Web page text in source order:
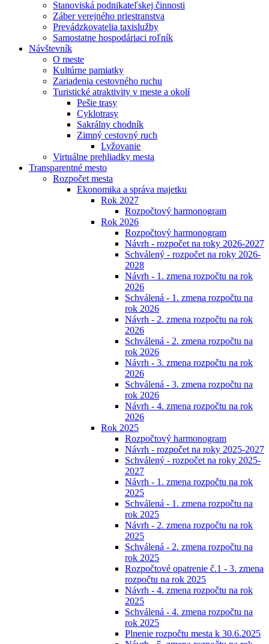
Stanoviská podnikateľskej činnosti
Záber verejného priestranstva
Prevádzkovatelia taxislužby
Samostatne hospodáriaci roľník
Návštevník
O meste
Kultúrne pamiatky
Zariadenia cestovného ruchu
Turistické atraktivity v meste a okolí
Pešie trasy
Cyklotrasy
Sakrálny chodník
Zimný cestovný ruch
Lyžovanie
Virtuálne prehliadky mesta
Transparentné mesto
Rozpočet mesta
Ekonomika a správa majetku
Rok 2027
Rozpočtový harmonogram
Rok 2026
Rozpočtový harmonogram
Návrh - rozpočet na roky 2026-2027
Schválený - rozpočet na roky 2026-
2028
Návrh - 1. zmena rozpočtu na rok
2026
Schválená - 1. zmena rozpočtu na
rok 2026
Návrh - 2. zmena rozpočtu na rok
2026
Schválená - 2. zmena rozpočtu na
rok 2026
Návrh - 3. zmena rozpočtu na rok
2026
Schválená - 3. zmena rozpočtu na
rok 2026
Návrh - 4. zmena rozpočtu na rok
2026
Rok 2025
Rozpočtový harmonogram
Návrh - rozpočet na roky 2025-2027
Schválený - rozpočet na roky 2025-
2027
Návrh - 1. zmena rozpočtu na rok
2025
Schválená - 1. zmena rozpočtu na
rok 2025
Návrh - 2. zmena rozpočtu na rok
2025
Schválená - 2. zmena rozpočtu na
rok 2025
Rozpočtové opatrenie č.1 - 3. zmena
rozpočtu na rok 2025
Návrh - 4. zmena rozpočtu na rok
2025
Schválená - 4. zmena rozpočtu na
rok 2025
Plnenie rozpočtu mesta k 30.6.2025